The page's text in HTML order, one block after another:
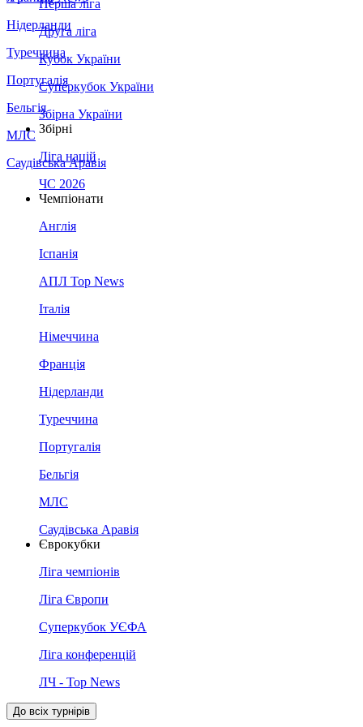
Нідерланди
Туреччина
Португалія
Бельгія
МЛС
Саудівська Аравія
Перша ліга
Друга ліга
Кубок України
Суперкубок України
Збірна України
Збірні
Ліга націй
ЧС 2026
Чемпіонати
Англія
Іспанія
АПЛ Top News
Італія
Німеччина
Франція
Нідерланди
Туреччина
Португалія
Бельгія
МЛС
Саудівська Аравія
Єврокубки
Ліга чемпіонів
Ліга Європи
Суперкубок УЄФА
Ліга конференцій
ЛЧ - Top News
До всіх турнірів